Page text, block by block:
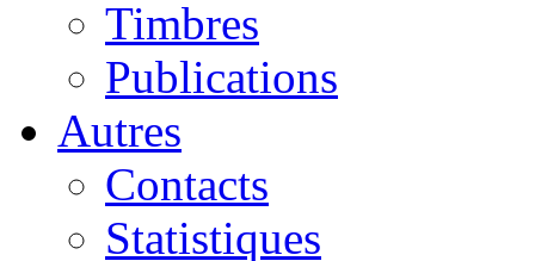
Timbres
Publications
Autres
Contacts
Statistiques